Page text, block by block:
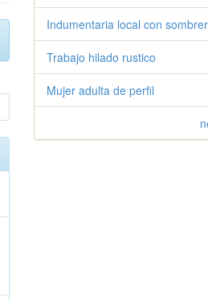
Indumentaria local con
Trabajo hilado rustico
Mujer adulta de perfil